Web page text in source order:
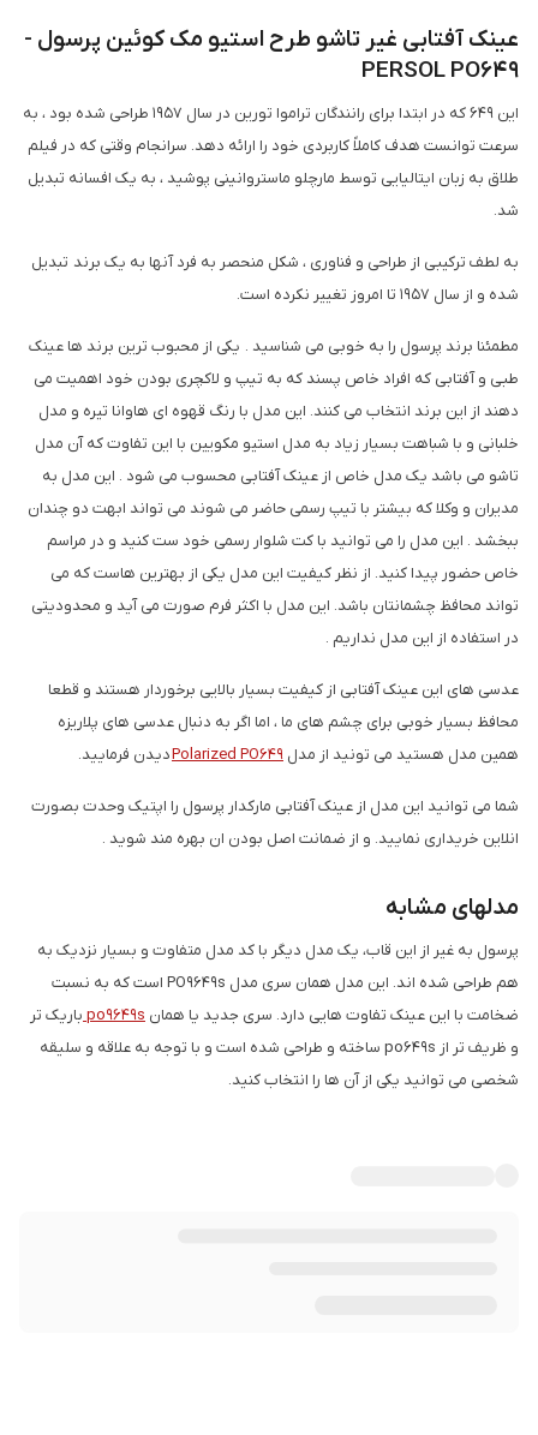
عینک آفتابی غیر تاشو طرح استیو مک کوئین پرسول -
PERSOL PO649
این 649 که در ابتدا برای رانندگان تراموا تورین در سال 1957 طراحی شده بود ، به
سرعت توانست هدف کاملاً کاربردی خود را ارائه دهد. سرانجام وقتی که در فیلم
طلاق به زبان ایتالیایی توسط مارچلو ماستروانینی پوشید ، به یک افسانه تبدیل
شد.
به لطف ترکیبی از طراحی و فناوری ، شکل منحصر به فرد آنها به یک برند تبدیل
شده و از سال 1957 تا امروز تغییر نکرده است.
مطمئنا برند پرسول را به خوبی می شناسید . یکی از محبوب ترین برند ها عینک
طبی و آفتابی که افراد خاص پسند که به تیپ و لاکچری بودن خود اهمیت می
دهند از این برند انتخاب می کنند. این مدل با رنگ قهوه ای هاوانا تیره و مدل
خلبانی و با شباهت بسیار زیاد به مدل استیو مکویین با این تفاوت که آن مدل
تاشو می باشد یک مدل خاص از عینک آفتابی محسوب می شود . این مدل به
مدیران و وکلا که بیشتر با تیپ رسمی حاضر می شوند می تواند ابهت دو چندان
ببخشد . این مدل را می توانید با کت شلوار رسمی خود ست کنید و در مراسم
خاص حضور پیدا کنید. از نظر کیفیت این مدل یکی از بهترین هاست که می
تواند محافظ چشمانتان باشد. این مدل با اکثر فرم صورت می آید و محدودیتی
در استفاده از این مدل نداریم .
عدسی های این عینک آفتابی از کیفیت بسیار بالایی برخوردار هستند و قطعا
محافظ بسیار خوبی برای چشم های ما ، اما اگر به دنبال عدسی های پلاریزه
همین مدل هستید می تونید از مدل Polarized PO649دیدن فرمایید.
شما می توانید این مدل از عینک آفتابی مارکدار پرسول را اپتیک وحدت بصورت
انلاین خریداری نمایید. و از ضمانت اصل بودن ان بهره مند شوید .
مدلهای مشابه
پرسول به غیر از این قاب، یک مدل دیگر با کد مدل متفاوت و بسیار نزدیک به
هم طراحی شده اند. این مدل همان سری مدل PO9649s است که به نسبت
ضخامت با این عینک تفاوت هایی دارد. سری جدید یا همان po9649s باریک تر
و ظریف تر از po649s ساخته و طراحی شده است و با توجه به علاقه و سلیقه
شخصی می توانید یکی از آن ها را انتخاب کنید.